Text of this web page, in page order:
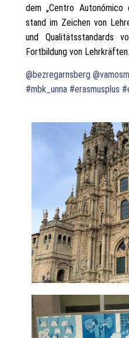
dem „Centro Autonómico
stand im Zeichen von
und Qualitätsstandards
Fortbildung von Lehrkräften.
@bezregarnsberg
#mbk_unna #erasmusplus